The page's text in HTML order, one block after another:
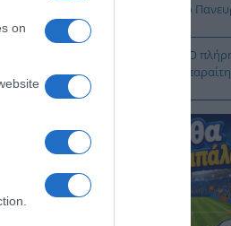
on
Έτοιμη η Λίμνη Στράτου για το
Θαλάσσιου Σκι Νέων
Το φαρμακείο των διακοπών: Ο
ασφαλείς εξορμήσεις και τα
Βοηθειών